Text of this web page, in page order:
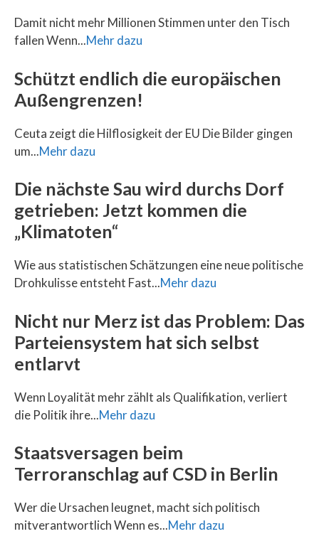
Damit nicht mehr Millionen Stimmen unter den Tisch
fallen Wenn...Mehr dazu
Schützt endlich die europäischen
Außengrenzen!
Ceuta zeigt die Hilflosigkeit der EU Die Bilder gingen
um...Mehr dazu
Die nächste Sau wird durchs Dorf
getrieben: Jetzt kommen die
„Klimatoten“
Wie aus statistischen Schätzungen eine neue politische
Drohkulisse entsteht Fast...Mehr dazu
Nicht nur Merz ist das Problem: Das
Parteiensystem hat sich selbst
entlarvt
Wenn Loyalität mehr zählt als Qualifikation, verliert
die Politik ihre...Mehr dazu
Staatsversagen beim
Terroranschlag auf CSD in Berlin
Wer die Ursachen leugnet, macht sich politisch
mitverantwortlich Wenn es...Mehr dazu